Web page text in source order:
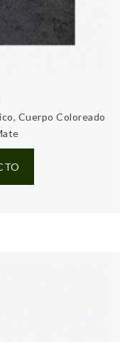
Cuerpo Coloreado